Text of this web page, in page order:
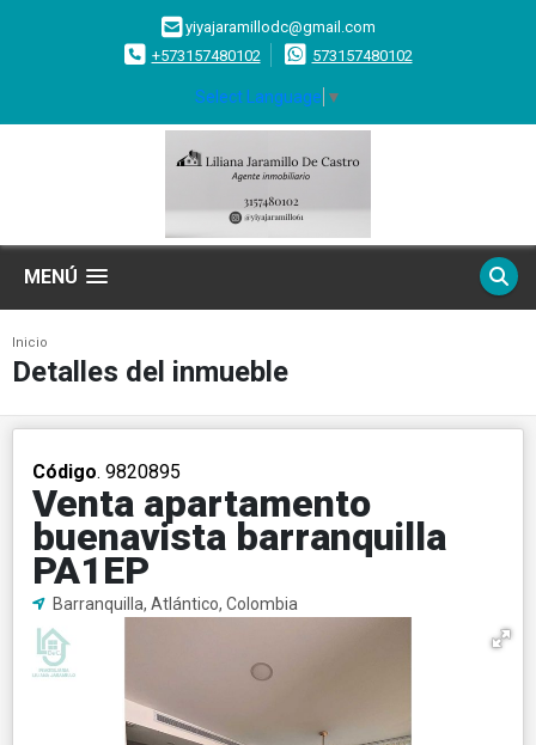
yiyajaramillodc@gmail.com
+573157480102
573157480102
Select Language ▼
MENÚ
Inicio
Detalles del inmueble
Código. 9820895
Venta apartamento
buenavista barranquilla
PA1EP
Barranquilla, Atlántico, Colombia